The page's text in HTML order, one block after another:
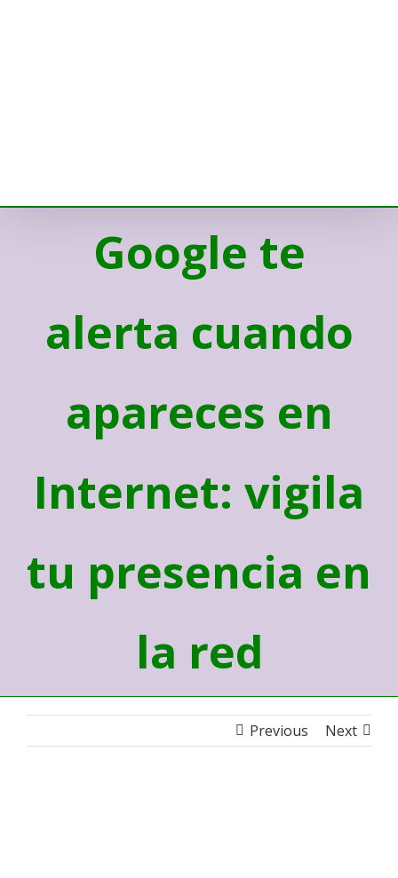
Google te
alerta cuando
apareces en
Internet: vigila
tu presencia en
la red
Previous Next